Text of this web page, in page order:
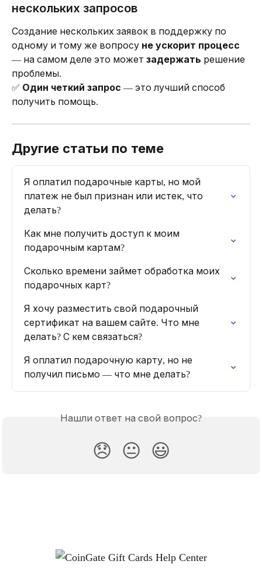
нескольких запросов
Создание нескольких заявок в поддержку по
одному и тому же вопросу не ускорит процесс
— на самом деле это может задержать решение
проблемы.
✅ Один четкий запрос — это лучший способ
получить помощь.
Другие статьи по теме
Я оплатил подарочные карты, но мой
платеж не был признан или истек, что
делать?
Как мне получить доступ к моим
подарочным картам?
Сколько времени займет обработка моих
подарочных карт?
Я хочу разместить свой подарочный
сертификат на вашем сайте. Что мне
делать? С кем связаться?
Я оплатил подарочную карту, но не
получил письмо — что мне делать?
Нашли ответ на свой вопрос?
😞 😐 😃